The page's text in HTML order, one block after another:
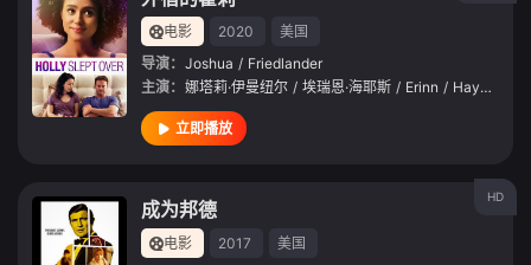
电影 2020
美国
导演： Joshua / Friedlander
主演： 娜塔莉·伊曼纽尔 / 埃瑞恩·海耶斯 / Erinn / Hayes
立即播放
HD
成为邦德
电影 2017
美国